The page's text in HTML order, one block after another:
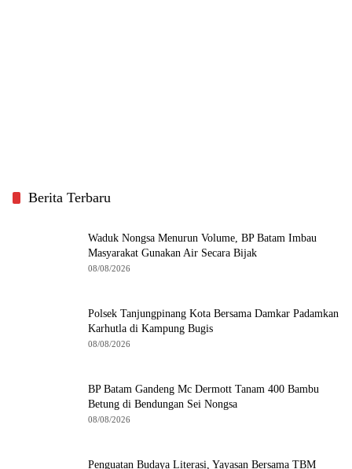
Berita Terbaru
Waduk Nongsa Menurun Volume, BP Batam Imbau
Masyarakat Gunakan Air Secara Bijak
08/08/2026
Polsek Tanjungpinang Kota Bersama Damkar Padamkan
Karhutla di Kampung Bugis
08/08/2026
BP Batam Gandeng Mc Dermott Tanam 400 Bambu
Betung di Bendungan Sei Nongsa
08/08/2026
Penguatan Budaya Literasi, Yayasan Bersama TBM